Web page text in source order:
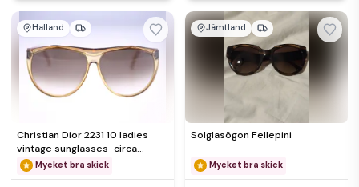
Halland
Christian Dior 2231 10 ladies
vintage sunglasses-circa
1980s-Made in Germany-30g
Mycket bra skick
Jämtland
Solglasögon Fellepini
Mycket bra skick